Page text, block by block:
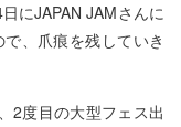
にJAPAN JAMさんに
、爪痕を残していき
2度目の大型フェス出